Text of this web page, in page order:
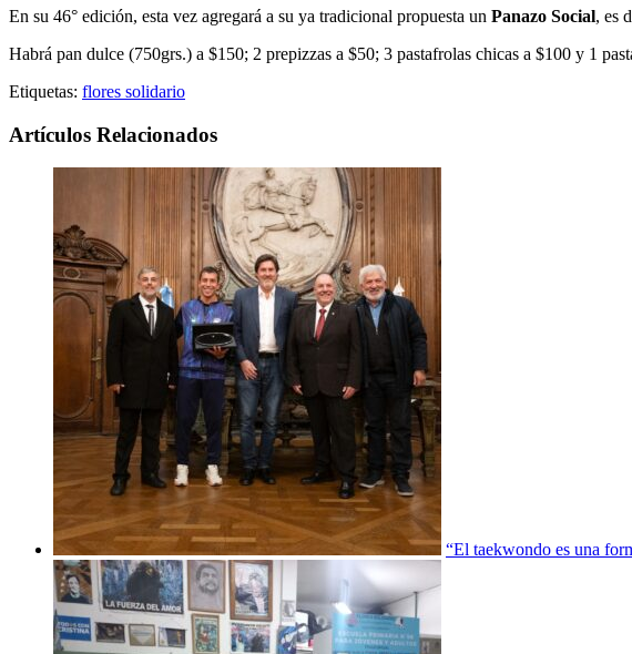
En su 46° edición, esta vez agregará a su ya tradicional propuesta un Panazo Social, es
Habrá pan dulce (750grs.) a $150; 2 prepizzas a $50; 3 pastafrolas chicas a $100 y 1
Etiquetas: flores solidario
Artículos Relacionados
“El taekwondo es una